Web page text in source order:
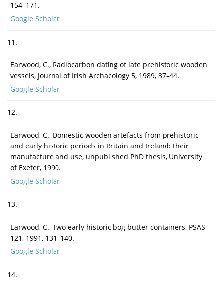
154–171.
Google Scholar
11.
Earwood, C., Radiocarbon dating of late prehistoric wooden
vessels, Journal of Irish Archaeology 5, 1989, 37–44.
Google Scholar
12.
Earwood, C., Domestic wooden artefacts from prehistoric
and early historic periods in Britain and Ireland: their
manufacture and use, unpublished PhD thesis, University
of Exeter, 1990.
Google Scholar
13.
Earwood, C., Two early historic bog butter containers, PSAS
121, 1991, 131–140.
Google Scholar
14.